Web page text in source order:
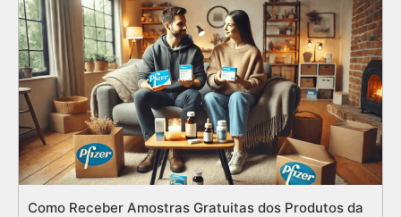
Como Receber Amostras Gratuitas dos Produtos da